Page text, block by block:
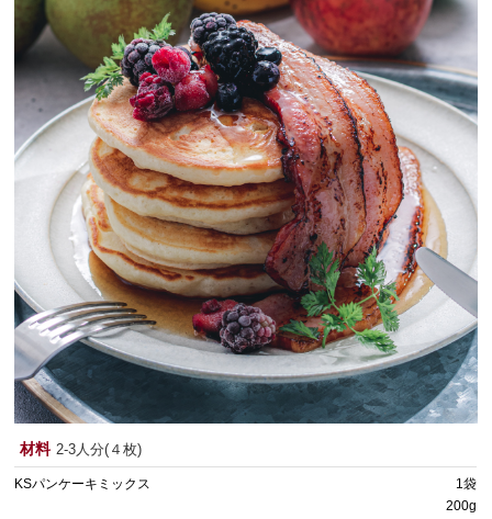
材料 2-3人分(４枚)
KSパンケーキミックス
1袋
200g